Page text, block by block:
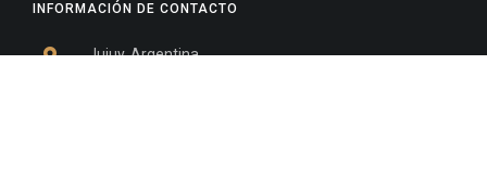
INFORMACIÓN DE CONTACTO
Jujuy, Argentina